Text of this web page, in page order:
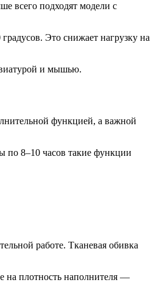
всего подходят модели с
Это снижает нагрузку на
и мышью.
функцией, а важной
по 8–10 часов такие функции
работе. Тканевая обивка
на плотность наполнителя —